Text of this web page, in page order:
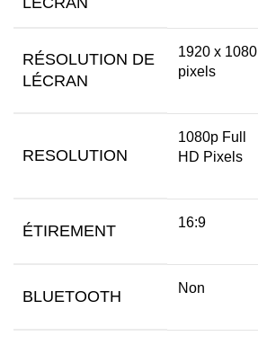
RÉSOLUTION DE
LÉCRAN
‎1920 x 1080
pixels
RESOLUTION
‎1080p Full
HD Pixels
ÉTIREMENT ‎16:9
BLUETOOTH ‎Non